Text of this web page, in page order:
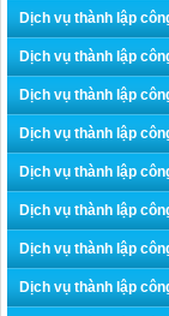
Dịch vụ thành lập
Dịch vụ thành lập
Dịch vụ thành lập
Dịch vụ thành lập
Dịch vụ thành lập
Dịch vụ thành lập
Dịch vụ thành lập
Dịch vụ thành lập